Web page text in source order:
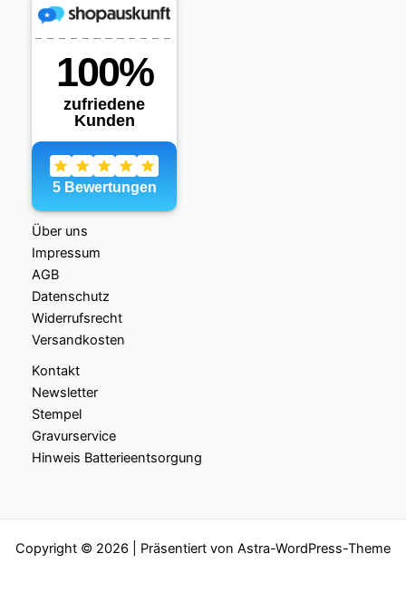
Über uns
Impressum
AGB
Datenschutz
Widerrufsrecht
Versandkosten
Kontakt
Newsletter
Stempel
Gravurservice
Hinweis Batterieentsorgung
Copyright © 2026 | Präsentiert von Astra-WordPress-Theme